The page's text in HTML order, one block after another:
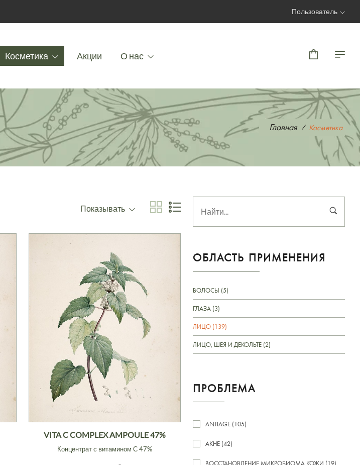
Пользователь
Косметика Акции О нас
Главная Косметика
Показывать
VITA C COMPLEX AMPOULE 47%
Концентрат с витамином С 47%
ОБЛАСТЬ ПРИМЕНЕНИЯ
ВОЛОСЫ (5)
ГЛАЗА (3)
ЛИЦО (139)
ЛИЦО, ШЕЯ И ДЕКОЛЬТЕ (2)
ПРОБЛЕМА
ANTIAGE (105)
АКНЕ (42)
ВОССТАНОВЛЕНИЕ МИКРОБИОМА КОЖИ (19)